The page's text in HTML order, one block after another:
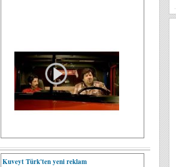
Kuveyt Türk'ten yeni reklam